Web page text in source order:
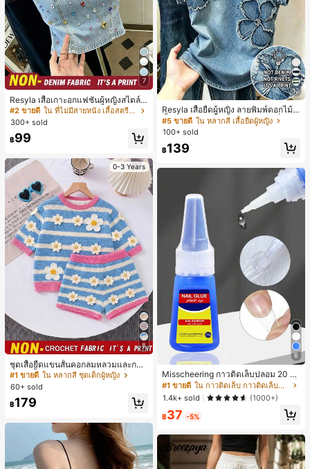
7
Resyla เสื้อเกาะอกแฟชั่นผู้หญิงสไตล์ซั
มเมอร์อเนกประสงค์ลายเดนิม แนะนำ
สำหรับงานหนัก ขายดี ตกแต่งเพชรสีสั
นสดใสพิมพ์ลาย เหมาะสำหรับใส่ประ
จำวัน
#2 ขายดี
ใน ที่ไม่มีสายหนัง เสื้อสตรี เสื้อเบลาส์ & Tee
300+ sold
฿99
0-3 Years
8
ชุดเสื้อยืดแขนสั้นคอกลมหลวมและกาง
เกงขาสั้นไบค์เกอร์รัดรูปสำหรับเด็กผู้ห
ญิง สไตล์มินิมอล เหมาะสำหรับฤดูใบไ
ม้ผลิและฤดูร้อน
#1 ขายดี ใน หลากสี ชุดเด็กผู้หญิง
60+ sold
฿179
17
Resyla เสื้อยืดผู้หญิง ลายพิมพ์ดอกไม้สี
น้ำเงินวินเทจ เสื้อสำหรับออกไปเที่ยวฤ
ดูร้อน ดีไซน์กราฟิก สบายๆ อเนกประสง
องเที่ยวกลางแจ้ง
#5 ขายดี ใน หลากสี เสื้อยืดผู้หญิง
100+ sold
฿139
6
Misscheering กาวติดเล็บปลอม 20 กรั
ม แรงยึดสูง เจลสติกเกอร์เล็บนุ่ม แห้งเร็
ว เหมาะสำหรับผู้เริ่มต้นทำเล็บ ติดทนน
าน
#1 ขายดี
ใน กาวติดเล็บ กาวติดเล็บและสารยึดติด
1.4k+ sold
(1000+)
฿37 -5%